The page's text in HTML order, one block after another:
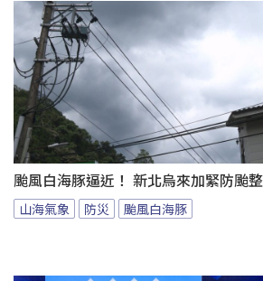
颱風白海豚逼近！ 新北烏來加緊防颱
山海氣象 防災 颱風白海豚